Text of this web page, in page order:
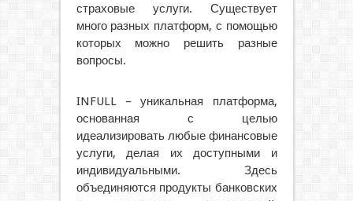
страховые услуги. Существует
много разных платформ, с помощью
которых можно решить разные
вопросы.
INFULL – уникальная платформа,
основанная с целью
идеализировать любые финансовые
услуги, делая их доступными и
индивидуальными. Здесь
объединяются продукты банковских